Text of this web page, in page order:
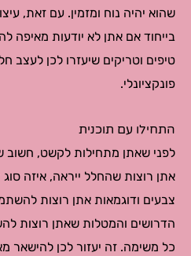
שהוא יהיה נוח ומזמין. עם זאת,
בייחוד אם אתן לא יודעות
טיפים וטריקים שיעזרו לכן לעצב
פונקציונלי.
התחילו עם תוכנית
לפני שאתן מתחילות לקשט, חשוב
אתן רוצות שהחלל ייראה, איזה סוג
צבעים ודוגמאות אתן רוצות
הדרושים והמטלות שאתן רוצות
כל משימה. זה יעזור לכן להישאר